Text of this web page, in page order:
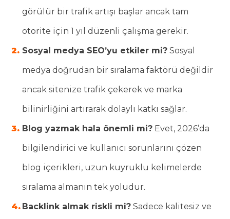
görülür bir trafik artışı başlar ancak tam
otorite için 1 yıl düzenli çalışma gerekir.
Sosyal medya SEO’yu etkiler mi? Sosyal
medya doğrudan bir sıralama faktörü değildir
ancak sitenize trafik çekerek ve marka
bilinirliğini artırarak dolaylı katkı sağlar.
Blog yazmak hala önemli mi? Evet, 2026’da
bilgilendirici ve kullanıcı sorunlarını çözen
blog içerikleri, uzun kuyruklu kelimelerde
sıralama almanın tek yoludur.
Backlink almak riskli mi? Sadece kalitesiz ve